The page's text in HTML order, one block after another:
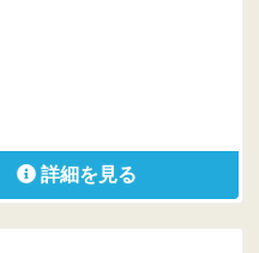
詳細を見る